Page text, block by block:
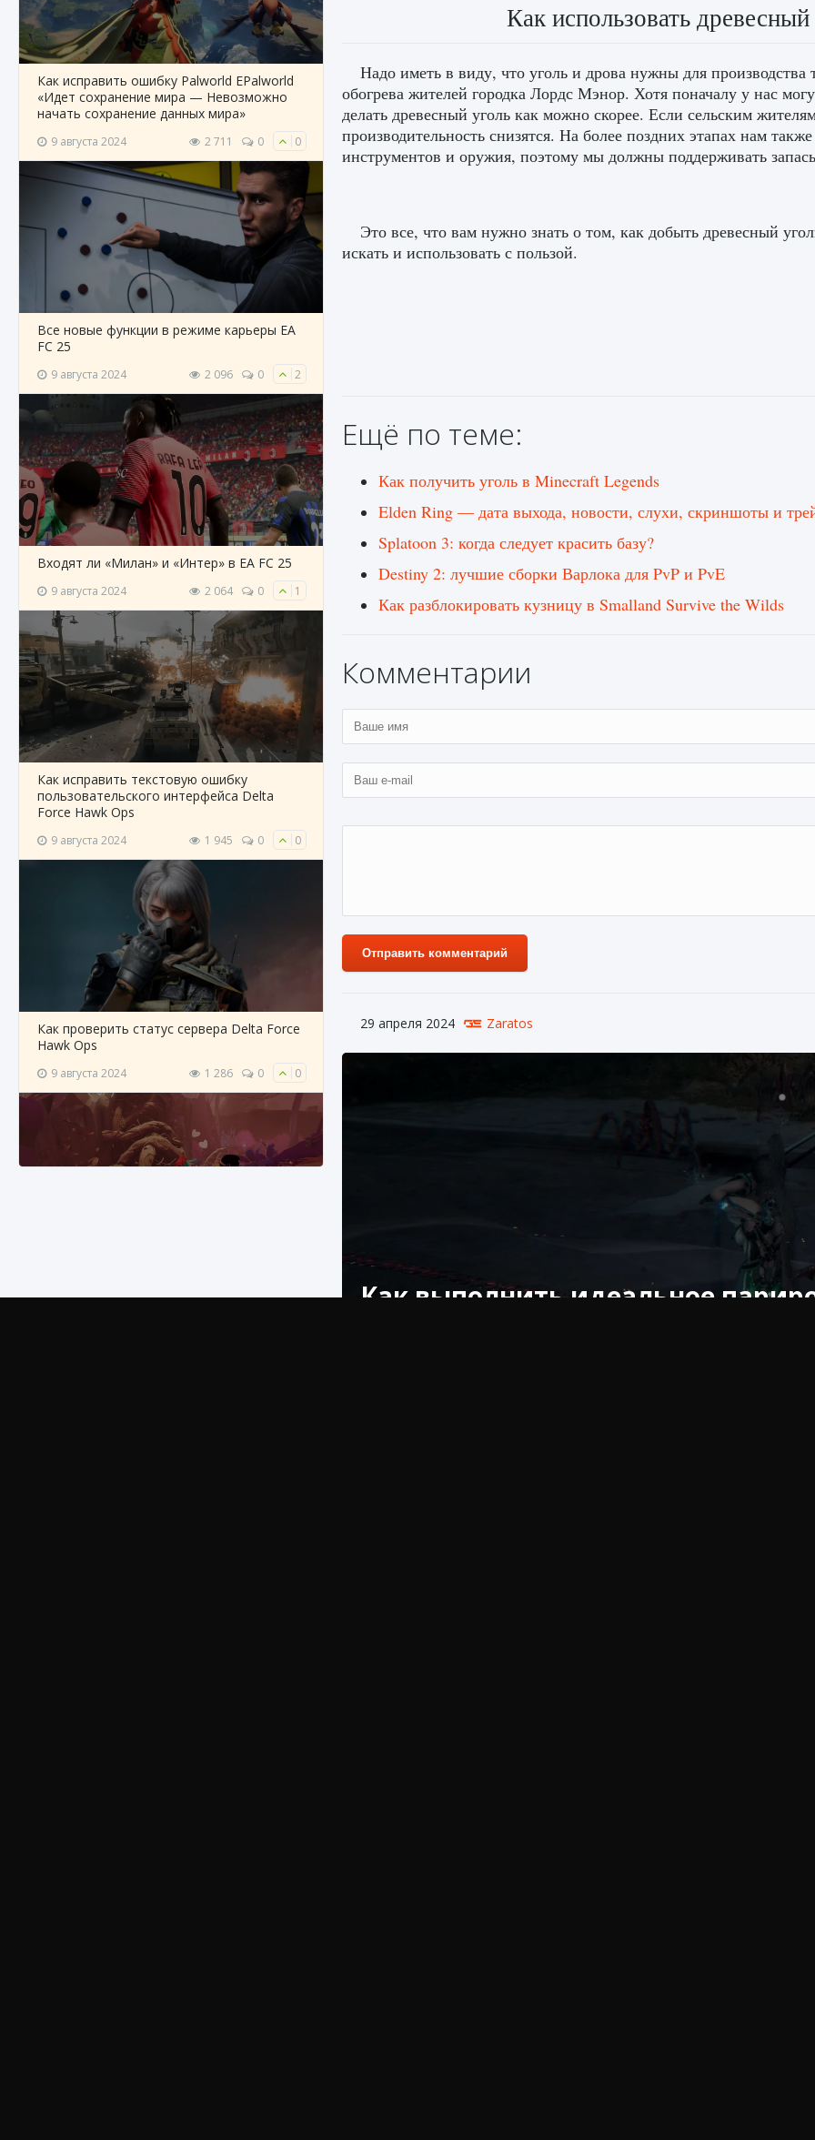
Как исправить ошибку Palworld EPalworld
«Идет сохранение мира — Невозможно
начать сохранение данных мира»
9 августа 2024 2 711 0 0
Все новые функции в режиме карьеры EA
FC 25
9 августа 2024 2 096 0 2
Входят ли «Милан» и «Интер» в EA FC 25
9 августа 2024 2 064 0 1
Как исправить текстовую ошибку
пользовательского интерфейса Delta
Force Hawk Ops
9 августа 2024 1 945 0 0
Как проверить статус сервера Delta Force
Hawk Ops
9 августа 2024 1 286 0 0
Как использовать
Надо иметь в виду, что уголь и дрова нужны для производства
обогрева жителей городка Лордс Мэнор. Хотя поначалу у нас
делать древесный уголь как можно скорее. Если сельским
производительность снизятся. На более поздних этапах нам
инструментов и оружия, поэтому мы должны поддерживать
Это все, что вам нужно знать о том, как добыть древесный
искать и использовать с пользой.
Ещё по теме:
Как получить уголь в Minecraft Legends
Elden Ring — дата выхода, новости, слухи, скриншоты и
Splatoon 3: когда следует красить базу?
Destiny 2: лучшие сборки Варлока для PvP и PvE
Как разблокировать кузницу в Smalland Survive the Wilds
Комментарии
Отправить комментарий
29 апреля 2024 Zaratos
Как выполнить идеальное